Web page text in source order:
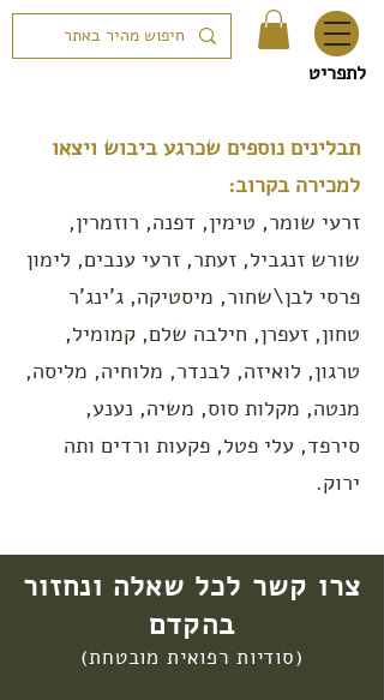
לתפריט
תבלינים נוספים שכרגע ביבוש ויצאו
למכירה בקרוב:
זרעי שומר, טימין, דפנה, רוזמרין,
שורש זנגביל, זעתר, זרעי ענבים, לימון
פרסי לבן\שחור, מיסטיקה, ג'ינג'ר
טחון, זעפרן, חילבה שלם, קמומיל,
טרגון, לואיזה, לבנדר, מלוחיה, מליסה,
מנטה, מקלות סוס, משיה, נענע,
סירפד, עלי פטל, פקעות ורדים ותה
ירוק.
צרו קשר לכל שאלה ונחזור
בהקדם
(סודיות רפואית מובטחת)